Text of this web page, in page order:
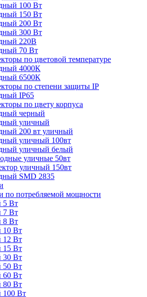
100 Вт
150 Вт
200 Вт
300 Вт
220В
70 Вт
по цветовой температуре
4000К
6500К
по степени защиты IP
IP65
по цвету корпуса
черный
уличный
200 вт уличный
уличный 100вт
уличный белый
уличные 50вт
уличный 150вт
SMD 2835
по потребляемой мощности
5 Вт
7 Вт
8 Вт
10 Вт
12 Вт
15 Вт
30 Вт
50 Вт
60 Вт
80 Вт
100 Вт